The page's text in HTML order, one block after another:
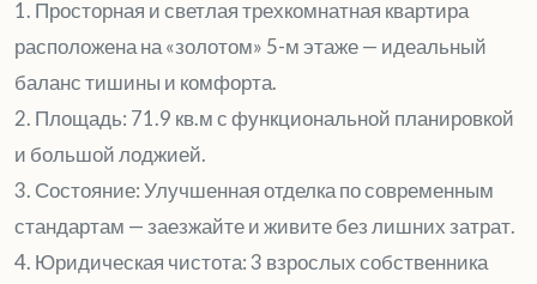
1. Просторная и светлая трехкомнатная квартира
расположена на «золотом» 5-м этаже — идеальный
баланс тишины и комфорта.
2. Площадь: 71.9 кв.м с функциональной планировкой
и большой лоджией.
3. Состояние: Улучшенная отделка по современным
стандартам — заезжайте и живите без лишних затрат.
4. Юридическая чистота: 3 взрослых собственника